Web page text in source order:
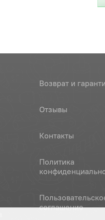
Возврат и
Отзывы
Контакты
Политика
соглашение